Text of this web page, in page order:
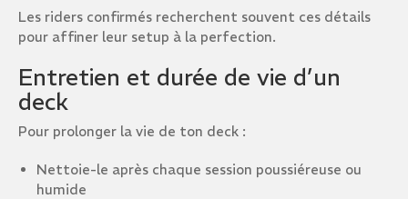
Les riders confirmés recherchent souvent ces détails
pour affiner leur setup à la perfection.
Entretien et durée de vie d’un
deck
Pour prolonger la vie de ton deck :
Nettoie-le après chaque session poussiéreuse ou
humide